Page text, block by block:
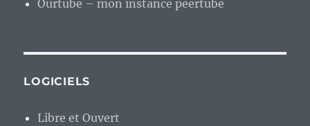
Ourtube – mon instance peertube
LOGICIELS
Libre et Ouvert